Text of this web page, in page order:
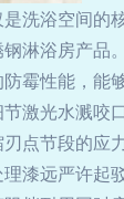
洗浴空间的
淋浴房产
霉性能，能
激光水溅咬
点节段的
漆远严许起